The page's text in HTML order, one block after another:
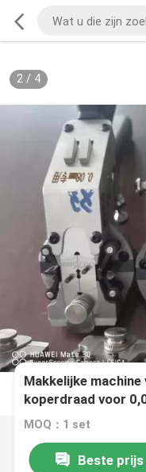
2/ 4
Makkelijke
koperdraad voor
MOQ：1 set
Beste prijs